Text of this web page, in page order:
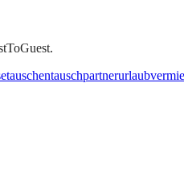
tauschentauschpartnerurlaub